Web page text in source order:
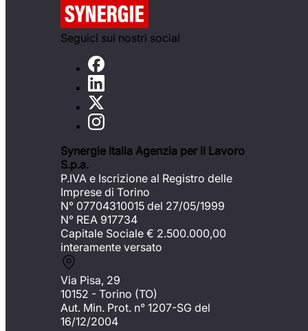
Seguici sui nostri social
Synergie Italia Agenzia per il Lavoro
S.p.a.
P.IVA e Iscrizione al Registro delle
Imprese di Torino
N° 07704310015 del 27/05/1999
N° REA 917734
Capitale Sociale € 2.500.000,00
interamente versato
Via Pisa, 29
10152 - Torino (TO)
Aut. Min. Prot. n° 1207-SG del
16/12/2004